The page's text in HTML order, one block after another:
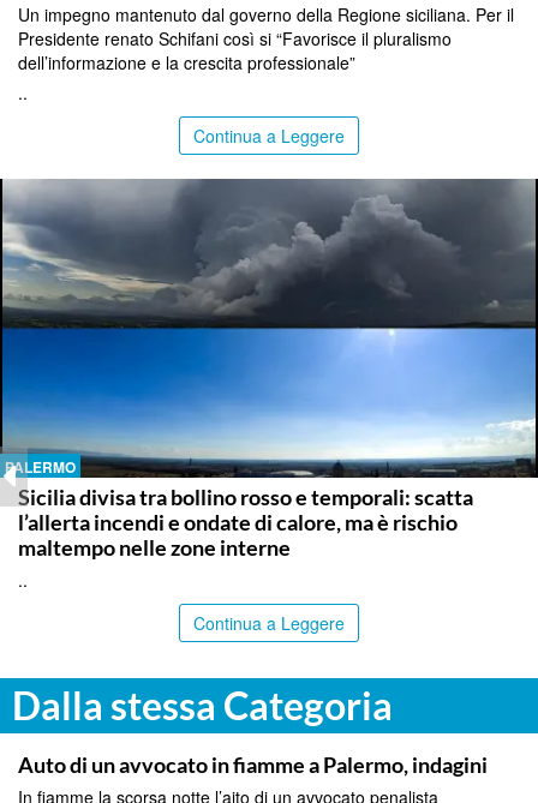
Un impegno mantenuto dal governo della Regione siciliana. Per il
Presidente renato Schifani così si “Favorisce il pluralismo
dell’informazione e la crescita professionale”
..
Continua a Leggere
PALERMO
Sicilia divisa tra bollino rosso e temporali: scatta
l’allerta incendi e ondate di calore, ma è rischio
maltempo nelle zone interne
..
Continua a Leggere
Dalla stessa Categoria
PALERMO
Auto di un avvocato in fiamme a Palermo, indagini
In fiamme la scorsa notte l’aito di un avvocato penalista